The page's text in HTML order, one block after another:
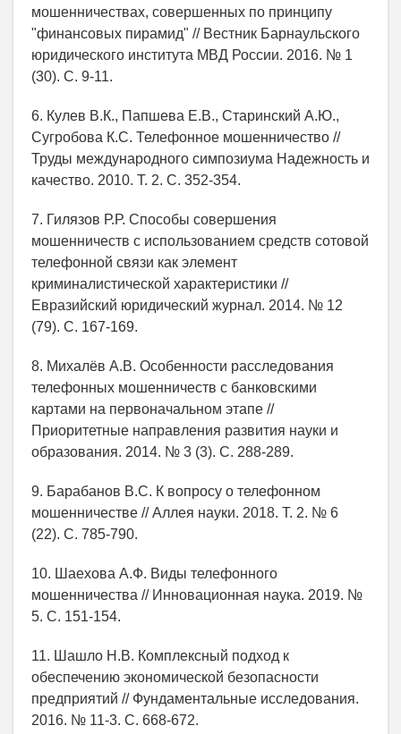
мошенничествах, совершенных по принципу
"финансовых пирамид" // Вестник Барнаульского
юридического института МВД России. 2016. № 1
(30). С. 9-11.
6. Кулев В.К., Папшева Е.В., Старинский А.Ю.,
Сугробова К.С. Телефонное мошенничество //
Труды международного симпозиума Надежность и
качество. 2010. Т. 2. С. 352-354.
7. Гилязов Р.Р. Способы совершения
мошенничеств с использованием средств сотовой
телефонной связи как элемент
криминалистической характеристики //
Евразийский юридический журнал. 2014. № 12
(79). С. 167-169.
8. Михалёв А.В. Особенности расследования
телефонных мошенничеств с банковскими
картами на первоначальном этапе //
Приоритетные направления развития науки и
образования. 2014. № 3 (3). С. 288-289.
9. Барабанов В.С. К вопросу о телефонном
мошенничестве // Аллея науки. 2018. Т. 2. № 6
(22). С. 785-790.
10. Шаехова А.Ф. Виды телефонного
мошенничества // Инновационная наука. 2019. №
5. С. 151-154.
11. Шашло Н.В. Комплексный подход к
обеспечению экономической безопасности
предприятий // Фундаментальные исследования.
2016. № 11-3. С. 668-672.